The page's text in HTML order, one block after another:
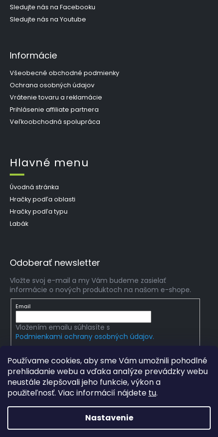
Používame cookies, aby sme Vám umožnili pohodlné
prehliadanie webu a vďaka analýze prevádzky webu
neustále zlepšovali jeho funkcie, výkon a
použiteľnosť. Viac informácií nájdete tu.
Nastavenie
Sledujte nás na Facebooku
Sledujte nás na Youtube
Informácie
Všeobecné obchodné podmienky
Ochrana osobných údajov
Vrátenie tovaru a reklamácie
Prihlásenie affiliate partnera
Veľkoobchodná spolupráca
Hlavné menu
Úvodná stránka
Hračky podľa oblasti
Hračky podľa typu
Labák
Odoberať newsletter
Vložte svoj e-mail a my Vám budeme zasielať
informácie o nových produktoch na našom e-shope.
Email
Vložením emailu súhlasíte s
Podmienkami ochrany osobných údajov.
mlady-vedec.sk
. Všetky práva
vyhradené.Upraviť nastavenie cookies
Grafický návrh vytvořil a na Shoptet implementoval
Hladatechka s.r.o.